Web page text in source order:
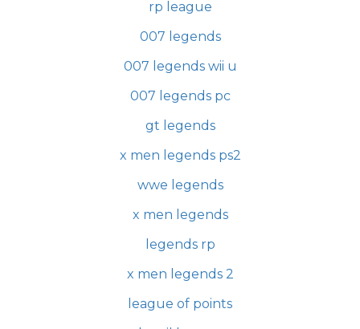
rp league
007 legends
007 legends wii u
007 legends pc
gt legends
x men legends ps2
wwe legends
x men legends
legends rp
x men legends 2
league of points